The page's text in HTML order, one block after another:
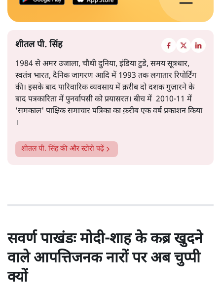
शीतल पी. सिंह
1984 से अमर उजाला, चौथी दुनिया, इंडिया टुडे, समय सूत्रधार,
स्वतंत्र भारत, दैनिक जागरण आदि में 1993 तक लगातार रिपोर्टिंग
की। इसके बाद पारिवारिक व्यवसाय में क़रीब दो दशक गुज़ारने के
बाद पत्रकारिता में पुनर्वापसी को प्रयासरत। बीच में 2010-11 में
'समकाल' पाक्षिक समाचार पत्रिका का क़रीब एक वर्ष प्रकाशन किया
।
शीतल पी. सिंहकी और स्टोरी पढ़ें
सवर्ण पाखंडः मोदी-शाह के कब्र खुदने
वाले आपत्तिजनक नारों पर अब चुप्पी
क्यों